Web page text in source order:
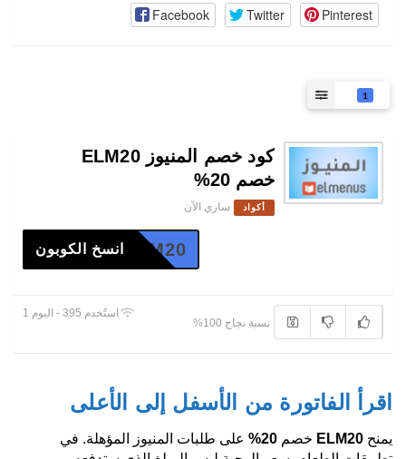
Facebook Twitter Pinterest
1
كود خصم المنيوز ELM20
خصم 20%
أكواد ساري الآن
ELM20 انسخ الكوبون
استُخدم 395 - اليوم 1
نسبة نجاح 100%
اقرأ الفاتورة من الأسفل إلى الأعلى
يمنح ELM20 خصم 20%
على طلبات المنيوز المؤهلة. في